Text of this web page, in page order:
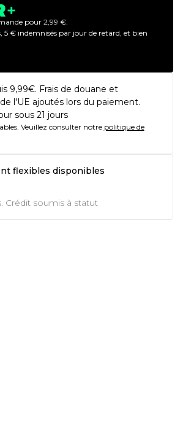
pour 2,99 €.
5 € indemnisés par jour de retard, et bien
9,99€. Frais de douane et
l'UE ajoutés lors du paiement.
sous 21 jours
Veuillez consulter notre politique de
flexibles disponibles
Crédit soumis à statut